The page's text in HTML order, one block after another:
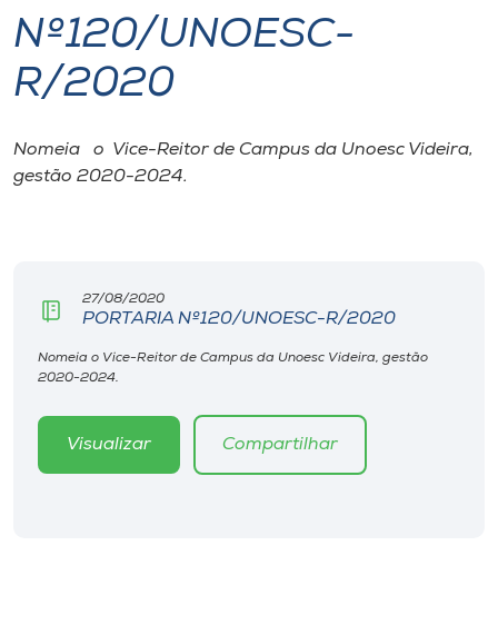
I.nova
Cultura
Biblioteca
Editora
Rádio
Nº120/UNOESC-
R/2020
Nomeia o Vice-Reitor de Campus da Unoesc Videira,
gestão 2020-2024.
27/08/2020
PORTARIA Nº120/UNOESC-R/2020
Nomeia o Vice-Reitor de Campus da Unoesc Videira, gestão
2020-2024.
Visualizar Compartilhar